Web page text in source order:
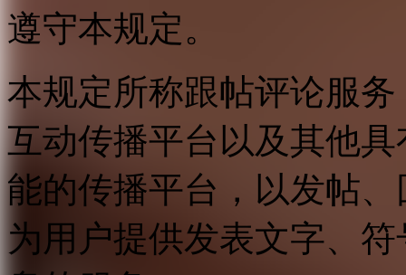
遵守本规定。
本规定所称跟帖评论服
互动传播平台以及其他
能的传播平台，以发帖
为用户提供发表文字、